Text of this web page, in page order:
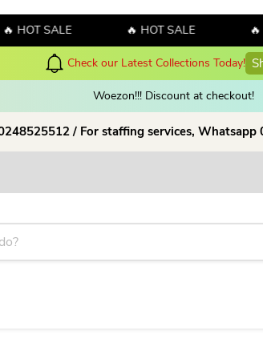
🔥 HOT SALE 🔥 HOT SALE 🔥
Now!
Woezon!!! Discount at checkout!
/ For staffing services,